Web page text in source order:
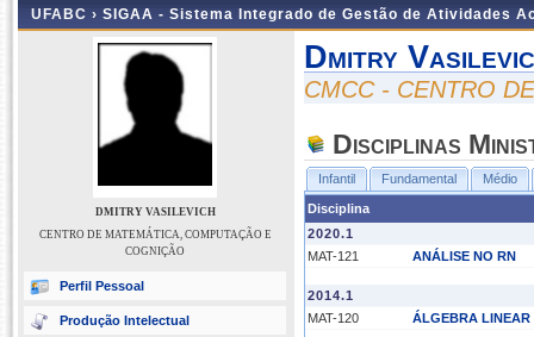
UFABC › SIGAA - Sistema Integrado de Gestão de Atividades
DMITRY VASILEVICH
CENTRO DE MATEMÁTICA, COMPUTAÇÃO E
COGNIÇÃO
Perfil Pessoal
Produção Intelectual
Dmitry
CMCC - CENTRO
Disciplinas
Infantil Fundamental Médio
Disciplina
2020.1
MAT-121
ANÁLISE NO RN
2014.1
MAT-120
ÁLGEBRA LINEAR